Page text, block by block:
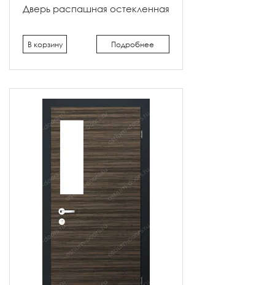
Дверь распашная остекленная
Подробнее
В корзину